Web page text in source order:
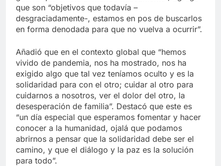
que son “objetivos que todavía –
desgraciadamente-, estamos en pos de buscarlos
en forma denodada para que no vuelva a ocurrir”.
Añadió que en el contexto global que “hemos
vivido de pandemia, nos ha mostrado, nos ha
exigido algo que tal vez teníamos oculto y es la
solidaridad para con el otro; cuidar al otro para
cuidarnos a nosotros, ver el dolor del otro, la
desesperación de familia”. Destacó que este es
“un día especial que esperamos fomentar y hacer
conocer a la humanidad, ojalá que podamos
abrirnos a pensar que la solidaridad debe ser el
camino, y que el diálogo y la paz es la solución
para todo”.